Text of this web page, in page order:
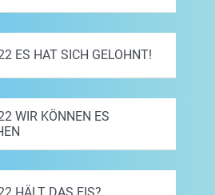
ES HAT SICH GELOHNT!
WIR KÖNNEN ES